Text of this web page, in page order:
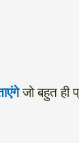
जो बहुत ही